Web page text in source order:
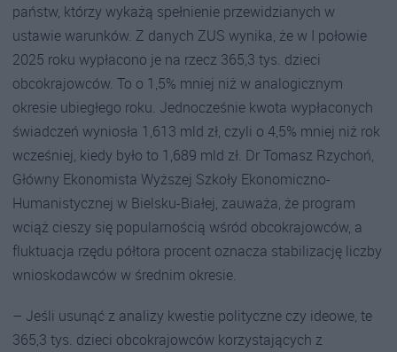
państw, którzy wykażą spełnienie przewidzianych w
ustawie warunków. Z danych ZUS wynika, że w I połowie
2025 roku wypłacono je na rzecz 365,3 tys. dzieci
obcokrajowców. To o 1,5% mniej niż w analogicznym
okresie ubiegłego roku. Jednocześnie kwota wypłaconych
świadczeń wyniosła 1,613 mld zł, czyli o 4,5% mniej niż rok
wcześniej, kiedy było to 1,689 mld zł. Dr Tomasz Rzychoń,
Główny Ekonomista Wyższej Szkoły Ekonomiczno-
Humanistycznej w Bielsku-Białej, zauważa, że program
wciąż cieszy się popularnością wśród obcokrajowców, a
fluktuacja rzędu półtora procent oznacza stabilizację liczby
wnioskodawców w średnim okresie.
– Jeśli usunąć z analizy kwestie polityczne czy ideowe, te
365,3 tys. dzieci obcokrajowców korzystających z